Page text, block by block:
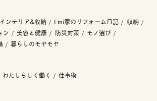
ンテリア&収納 Emi家のリフォーム日記
収納
ン 美容と健康 防災対策
モノ選び
暮らしのモヤモヤ
わたしらしく働く 仕事術